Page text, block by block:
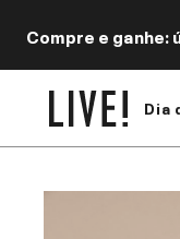
Compre e
Dia